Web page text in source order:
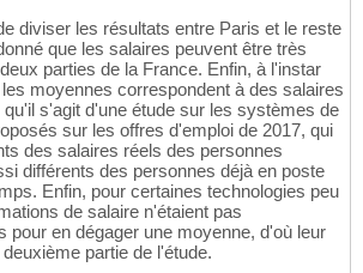
diviser les résultats entre Paris et le reste
que les salaires peuvent être très
parties de la France. Enfin, à l'instar
moyennes correspondent à des salaires
s'agit d'une étude sur les systèmes de
sur les offres d'emploi de 2017, qui
des salaires réels des personnes
différents des personnes déjà en poste
Enfin, pour certaines technologies peu
de salaire n'étaient pas
pour en dégager une moyenne, d'où leur
partie de l'étude.